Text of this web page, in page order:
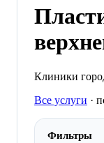
Клиники
Все услуги ·
Фильтры